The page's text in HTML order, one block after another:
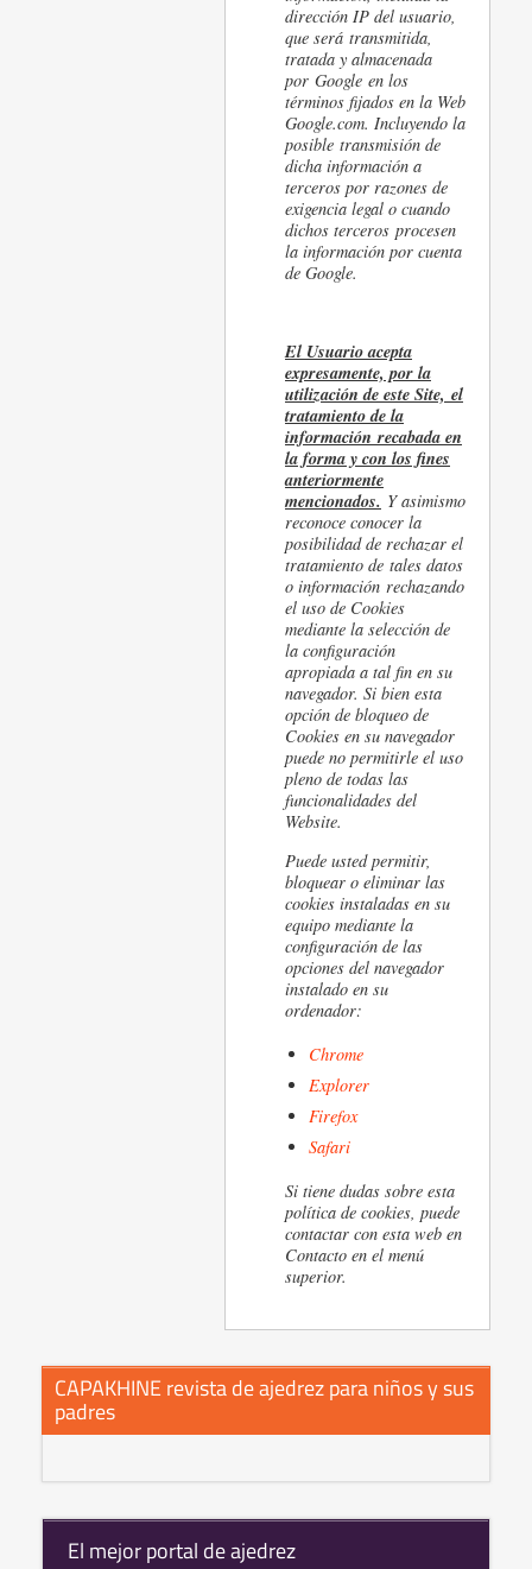
dirección IP del usuario,
que será transmitida,
tratada y almacenada
por Google en los
términos fijados en la Web
Google.com. Incluyendo la
posible transmisión de
dicha información a
terceros por razones de
exigencia legal o cuando
dichos terceros procesen
la información por cuenta
de Google.
El Usuario acepta
expresamente, por la
utilización de este Site, el
tratamiento de la
información recabada en
la forma y con los fines
anteriormente
mencionados. Y asimismo
reconoce conocer la
posibilidad de rechazar el
tratamiento de tales datos
o información rechazando
el uso de Cookies
mediante la selección de
la configuración
apropiada a tal fin en su
navegador. Si bien esta
opción de bloqueo de
Cookies en su navegador
puede no permitirle el uso
pleno de todas las
funcionalidades del
Website.
Puede usted permitir,
bloquear o eliminar las
cookies instaladas en su
equipo mediante la
configuración de las
opciones del navegador
instalado en su
ordenador:
Chrome
Explorer
Firefox
Safari
Si tiene dudas sobre esta
política de cookies, puede
contactar con esta web en
Contacto en el menú
superior.
CAPAKHINE revista de ajedrez para niños y sus
padres
El mejor portal de ajedrez